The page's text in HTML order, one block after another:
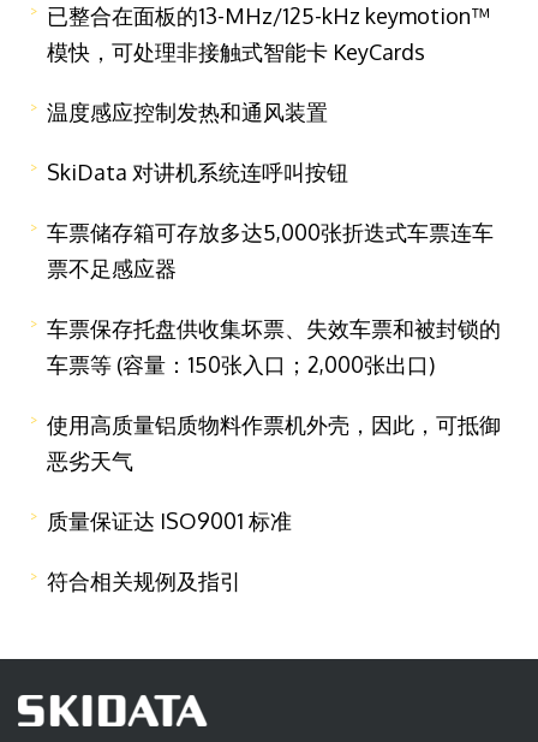
已整合在面板的13-MHz/125-kHz keymotion™
模快，可处理非接触式智能卡 KeyCards
温度感应控制发热和通风装置
SkiData 对讲机系统连呼叫按钮
车票储存箱可存放多达5,000张折迭式车票连车
票不足感应器
车票保存托盘供收集坏票、失效车票和被封锁的
车票等 (容量：150张入口；2,000张出口)
使用高质量铝质物料作票机外壳，因此，可抵御
恶劣天气
质量保证达 ISO9001 标准
符合相关规例及指引